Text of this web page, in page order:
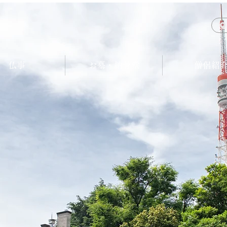
仏事 お墓・納骨堂 僧侶紹